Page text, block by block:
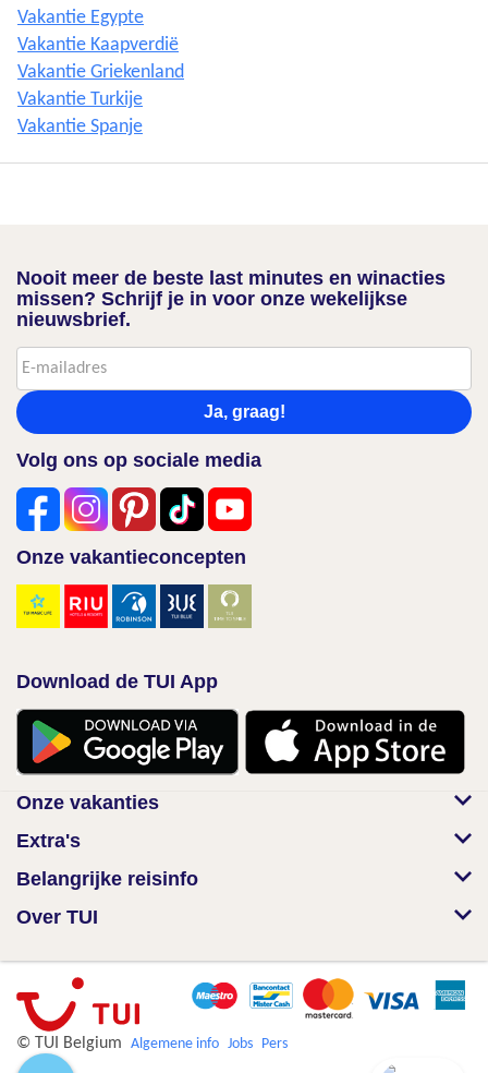
Vakantie Egypte
Vakantie Kaapverdië
Vakantie Griekenland
Vakantie Turkije
Vakantie Spanje
Nooit meer de beste last minutes en winacties
missen? Schrijf je in voor onze wekelijkse
nieuwsbrief.
Ja, graag!
Volg ons op sociale media
Onze vakantieconcepten
Download de TUI App
Onze vakanties
Extra's
Belangrijke reisinfo
Over TUI
© TUI Belgium Algemene info Jobs Pers